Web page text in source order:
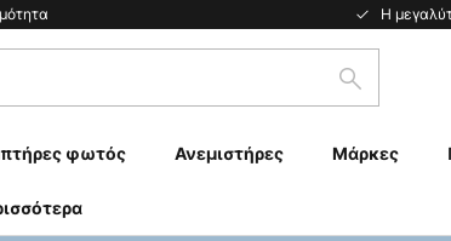
Η
Αναζήτηση
φωτός Ανεμιστήρες Μάρκες